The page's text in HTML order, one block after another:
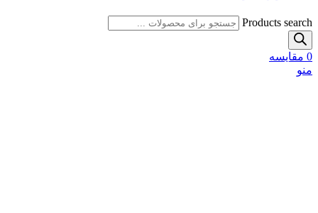
Products search
0 مقایسه
منو